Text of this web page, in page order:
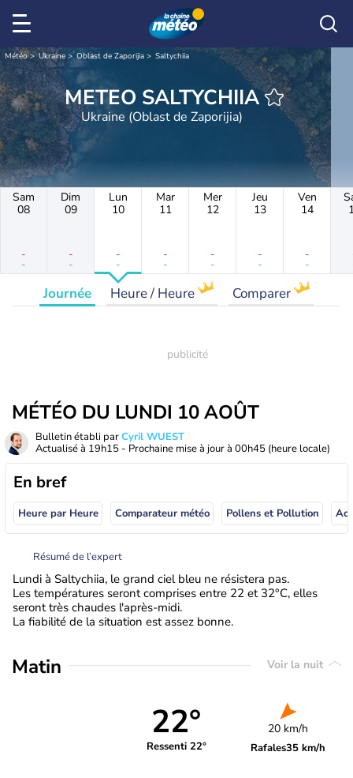
Météo Ukraine Oblast de Zaporijia Saltychiia
METEO SALTYCHIIA
Ukraine (Oblast de Zaporijia)
Sam
08
-
-
Dim
09
-
-
Lun
10
-
-
Mar
11
-
-
Mer
12
-
-
Jeu
13
-
-
Ven
14
-
-
Journée Heure / Heure Comparer
MÉTÉO DU LUNDI 10 AOÛT
Bulletin établi parCyril WUEST
Actualisé à 19h15 - Prochaine mise à jour à 00h45 (heure locale)
En bref
Heure par Heure Comparateur météo Pollens et Pollution
Résumé de l’expert
Lundi à Saltychiia, le grand ciel bleu ne résistera pas.
Les températures seront comprises entre 22 et 32°C, elles
seront très chaudes l'après-midi.
La fiabilité de la situation est assez bonne.
Matin Voir la nuit
22°
Ressenti 22°
20 km/h
Rafales35 km/h